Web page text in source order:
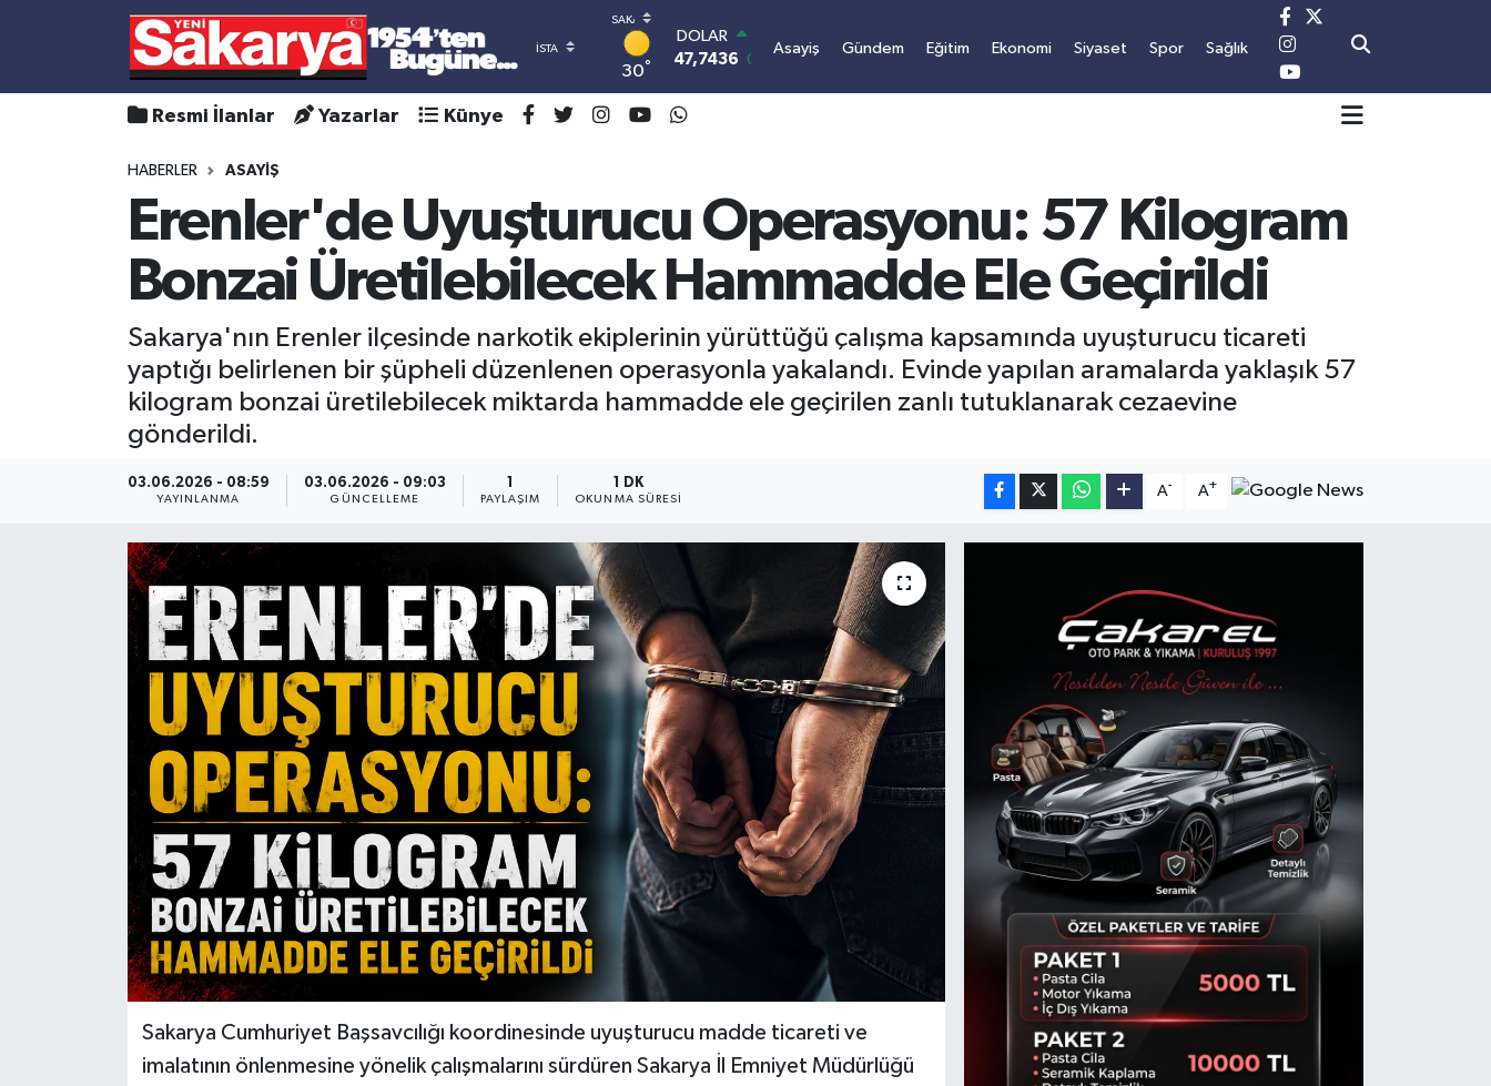
30°
DOLAR
47,7436 0.18
55,2510
6660.55
BİST100
13.779
BITCOIN
3.100.664,03
Asayiş Gündem Eğitim Ekonomi Siyaset Spor Sağlık
Resmi İlanlar Yazarlar Künye
HABERLER ASAYİŞ
Erenler'de Uyuşturucu Operasyonu: 57 Kilogram
Bonzai Üretilebilecek Hammadde Ele Geçirildi
Sakarya'nın Erenler ilçesinde narkotik ekiplerinin yürüttüğü çalışma kapsamında uyuşturucu ticareti
yaptığı belirlenen bir şüpheli düzenlenen operasyonla yakalandı. Evinde yapılan aramalarda yaklaşık 57
kilogram bonzai üretilebilecek miktarda hammadde ele geçirilen zanlı tutuklanarak cezaevine
gönderildi.
03.06.2026 - 08:59
YAYINLANMA
03.06.2026 - 09:03
GÜNCELLEME PAYLAŞIM
1 DK
OKUNMA SÜRESI
A- A+
Sakarya Cumhuriyet Başsavcılığı koordinesinde uyuşturucu madde ticareti ve
imalatının önlenmesine yönelik çalışmalarını sürdüren Sakarya İl Emniyet Müdürlüğü